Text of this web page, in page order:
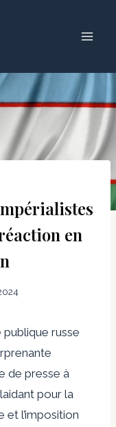
en
russe
de presse à
pour la
et l’imposition